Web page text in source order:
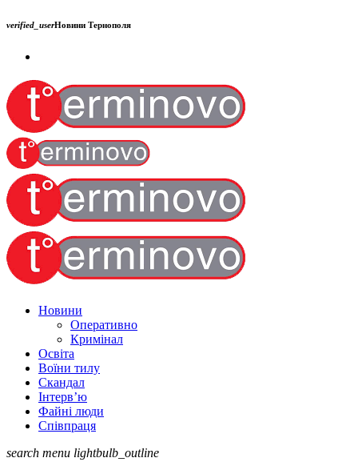
verified_userНовини Тернополя
Новини
Оперативно
Кримінал
Освіта
Воїни тилу
Скандал
Інтерв’ю
Файні люди
Співпраця
search menu lightbulb_outline